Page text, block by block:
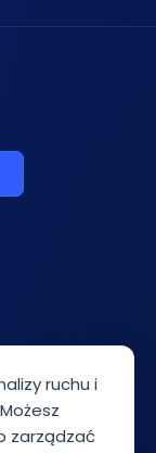
ruchu i
zarządzać